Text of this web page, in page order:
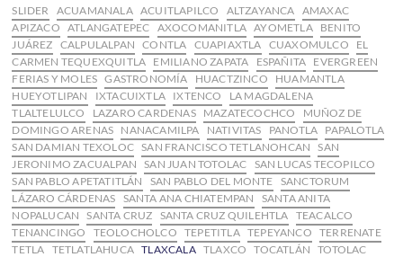
SLIDER ACUAMANALA ACUITLAPILCO ALTZAYANCA AMAXAC
APIZACO
ATLANGATEPEC AXOCOMANITLA AYOMETLA
BENITO
JUÁREZ CALPULALPAN CONTLA CUAPIAXTLA CUAXOMULCO
EL
CARMEN TEQUEXQUITLA EMILIANO ZAPATA ESPAÑITA EVERGREEN
FERIAS Y MOLES GASTRONOMÍA HUACTZINCO
HUAMANTLA
HUEYOTLIPAN
IXTACUIXTLA IXTENCO
LA MAGDALENA
TLALTELULCO
LAZARO CARDENAS MAZATECOCHCO
MUÑOZ DE
DOMINGO ARENAS NANACAMILPA NATIVITAS PANOTLA PAPALOTLA
SAN DAMIAN TEXOLOC SAN FRANCISCO TETLANOHCAN
SAN
JERONIMO ZACUALPAN
SAN JUAN TOTOLAC SAN LUCAS TECOPILCO
SAN PABLO APETATITLÁN
SAN PABLO DEL MONTE SANCTORUM
LÁZARO CÁRDENAS SANTA ANA CHIATEMPAN
SANTA ANITA
NOPALUCAN
SANTA CRUZ SANTA CRUZ QUILEHTLA TEACALCO
TENANCINGO
TEOLOCHOLCO TEPETITLA TEPEYANCO
TERRENATE
TETLA TETLATLAHUCA TLAXCALA TLAXCO TOCATLÁN
TOTOLAC